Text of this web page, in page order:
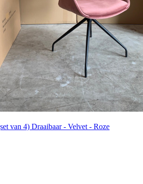
van 4) Draaibaar - Velvet - Roze